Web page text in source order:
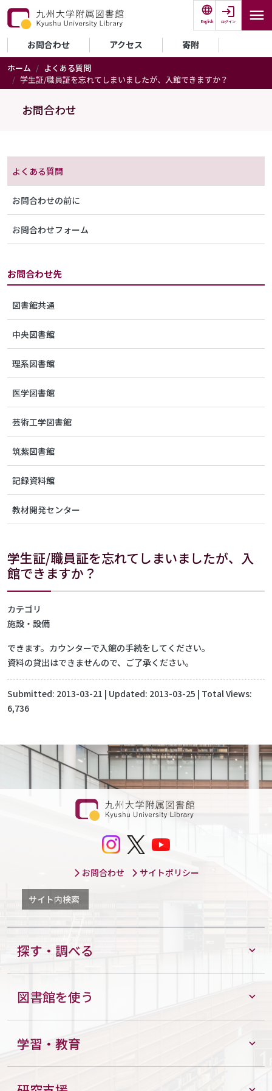
メインコンテンツに移動
English ログイン
セカンダリーメニュー
お問合わせ アクセス 寄附
ホーム
よくある質問
学生証/職員証を忘れてしまいましたが、入館できますか？
お問合わせ
学生証/職員証を忘れてしまいましたが、入
館できますか？
カテゴリ
施設・設備
できます。カウンターで入館の手続をしてください。
資料の貸出はできませんので、ご了承ください。
Submitted: 2013-03-21 | Updated: 2013-03-25 | Total Views:
6,736
よくある質問
お問合わせの前に
お問合わせフォーム
お問合わせ先
図書館共通
中央図書館
理系図書館
医学図書館
芸術工学図書館
筑紫図書館
記録資料館
教材開発センター
お問合わせ サイトポリシー
サイト内検索
探す・調べる
図書館を使う
学習・教育